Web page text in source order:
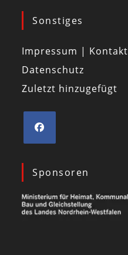
Sonstiges
Impressum | Kontakt
Datenschutz
Zuletzt hinzugefügt
Sponsoren